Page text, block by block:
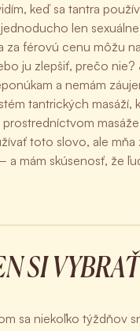
keď sa tantra
len
za férovú cenu môžu
ju zlepšiť, prečo nie?
a nemám
tantrických masáží,
toto slovo, ale mňa
a mám skúsenosť, že
SI VYBRAŤ
sa niekoľko týždňov